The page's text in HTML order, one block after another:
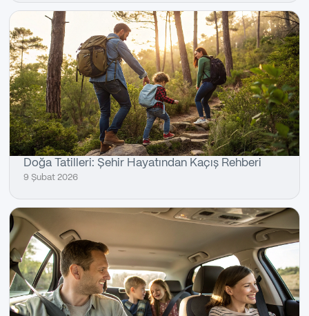
Doğa Tatilleri: Şehir Hayatından Kaçış Rehberi
9 Şubat 2026